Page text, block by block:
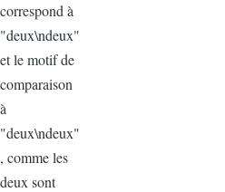
correspond à
"deux\ndeux"
et le motif de
comparaison
à
"deux\ndeux"
, comme les
deux sont